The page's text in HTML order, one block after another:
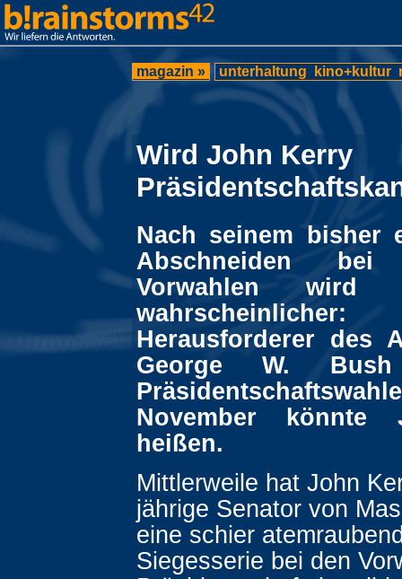
magazin » unterhaltung kino+kultur
Wird John Kerry
Nach seinem bisher
Abschneiden
Vorwahlen wird
Herausforderer des
George W.
November könnte
heißen.
Mittlerweile hat John
jährige Senator von
eine schier
Siegesserie bei den